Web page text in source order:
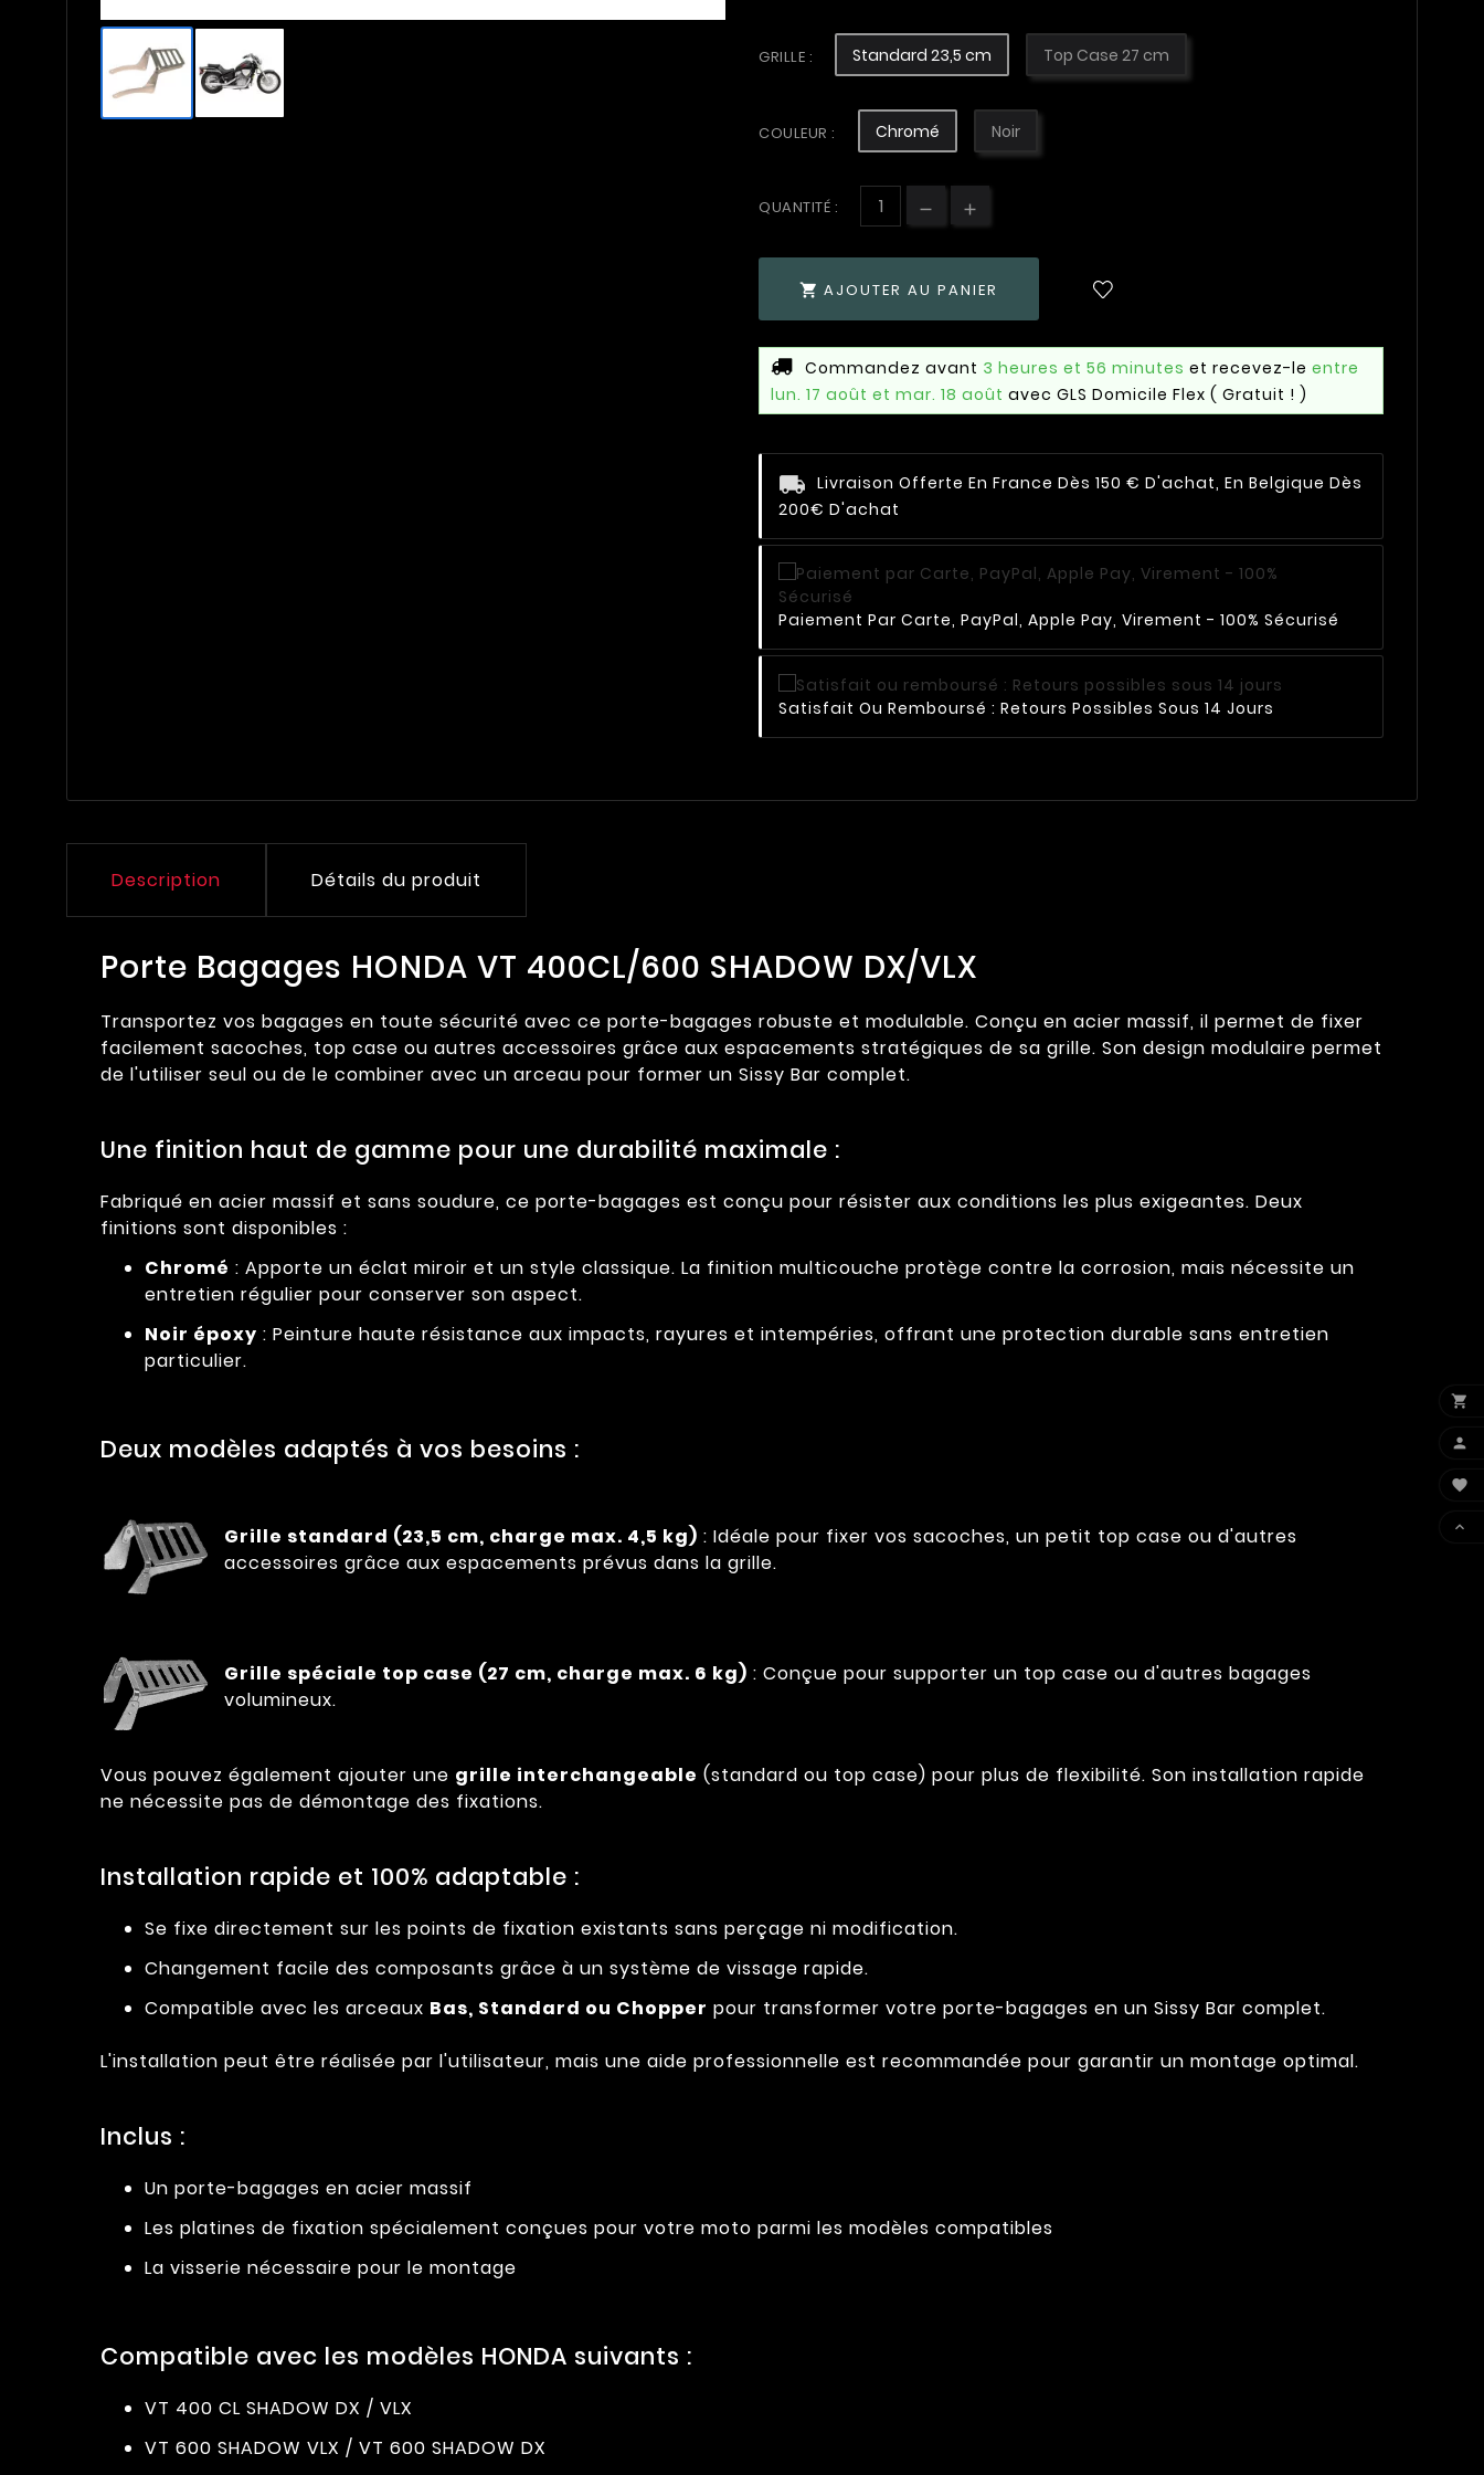
GRILLE : Standard 23,5 cm Top Case 27 cm
COULEUR : Chromé Noir
QUANTITÉ :
 AJOUTER AU PANIER
Commandez avant 3 heures et 56 minutes et recevez-le entre
lun. 17 août et mar. 18 août avec GLS Domicile Flex ( Gratuit ! )
Livraison Offerte En France Dès 150 € D'achat, En Belgique Dès
200€ D'achat
Paiement Par Carte, PayPal, Apple Pay, Virement - 100% Sécurisé
Satisfait Ou Remboursé : Retours Possibles Sous 14 Jours
Description Détails du produit
Porte Bagages HONDA VT 400CL/600 SHADOW DX/VLX
Transportez vos bagages en toute sécurité avec ce porte-bagages robuste et modulable. Conçu en acier massif, il permet de fixer
facilement sacoches, top case ou autres accessoires grâce aux espacements stratégiques de sa grille. Son design modulaire permet
de l'utiliser seul ou de le combiner avec un arceau pour former un Sissy Bar complet.
Une finition haut de gamme pour une durabilité maximale :
Fabriqué en acier massif et sans soudure, ce porte-bagages est conçu pour résister aux conditions les plus exigeantes. Deux
finitions sont disponibles :
Chromé : Apporte un éclat miroir et un style classique. La finition multicouche protège contre la corrosion, mais nécessite un
entretien régulier pour conserver son aspect.
Noir époxy : Peinture haute résistance aux impacts, rayures et intempéries, offrant une protection durable sans entretien
particulier.
Deux modèles adaptés à vos besoins :
Grille standard (23,5 cm, charge max. 4,5 kg) : Idéale pour fixer vos sacoches, un petit top case ou d'autres
accessoires grâce aux espacements prévus dans la grille.
Grille spéciale top case (27 cm, charge max. 6 kg) : Conçue pour supporter un top case ou d'autres bagages
volumineux.
Vous pouvez également ajouter une grille interchangeable (standard ou top case) pour plus de flexibilité. Son installation rapide
ne nécessite pas de démontage des fixations.
Installation rapide et 100% adaptable :
Se fixe directement sur les points de fixation existants sans perçage ni modification.
Changement facile des composants grâce à un système de vissage rapide.
Compatible avec les arceaux Bas, Standard ou Chopper pour transformer votre porte-bagages en un Sissy Bar complet.
L'installation peut être réalisée par l'utilisateur, mais une aide professionnelle est recommandée pour garantir un montage optimal.
Inclus :
Un porte-bagages en acier massif
Les platines de fixation spécialement conçues pour votre moto parmi les modèles compatibles
La visserie nécessaire pour le montage
Compatible avec les modèles HONDA suivants :
VT 400 CL SHADOW DX / VLX
VT 600 SHADOW VLX / VT 600 SHADOW DX



